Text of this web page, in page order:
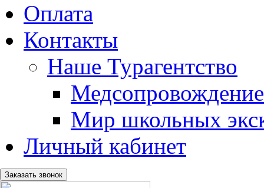
Оплата
Контакты
Наше Турагентство
Медсопровождение
Мир школьных
Личный кабинет
Заказать звонок